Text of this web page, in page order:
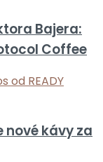
Bajera:
Coffee
nové kávy za